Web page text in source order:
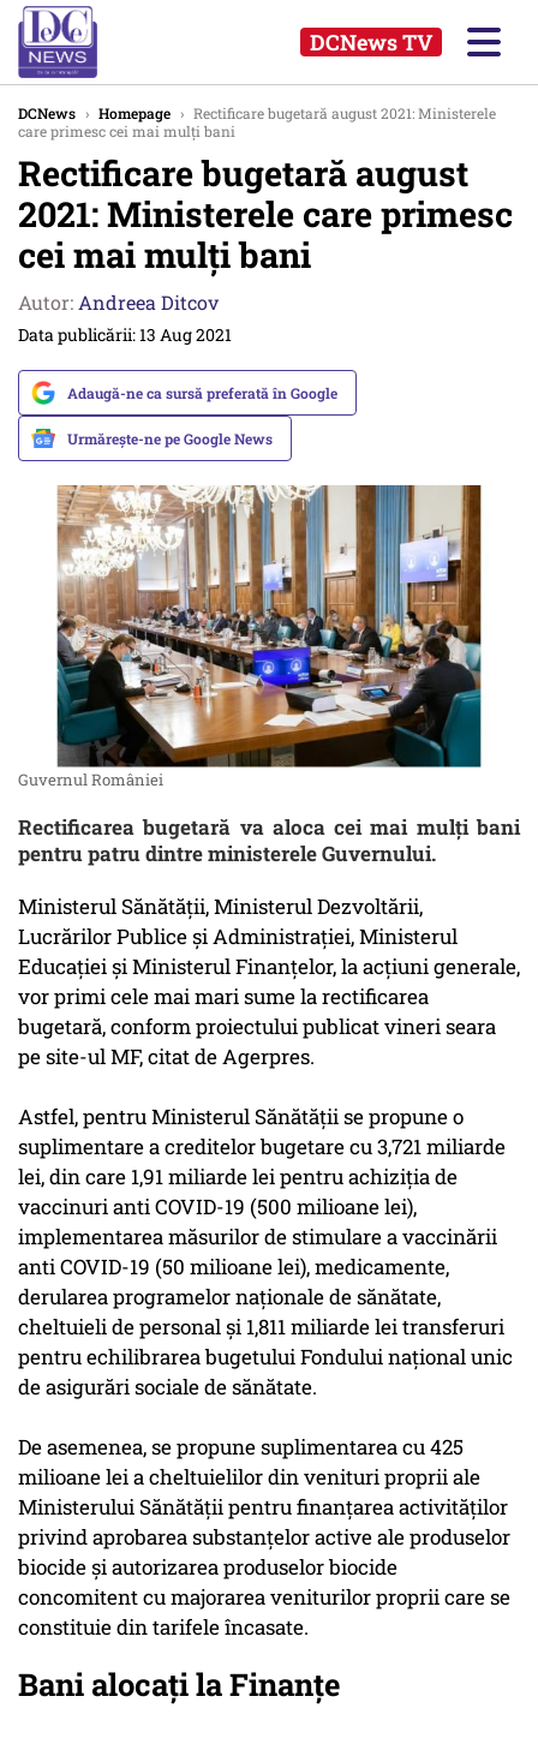
DCNews TV
DCNews › Homepage › Rectificare bugetară august 2021: Ministerele
care primesc cei mai mulți bani
Rectificare bugetară august
2021: Ministerele care primesc
cei mai mulți bani
Autor: Andreea Ditcov
Data publicării: 13 Aug 2021
Adaugă-ne ca sursă preferată în Google
Urmărește-ne pe Google News
Guvernul României
Rectificarea bugetară va aloca cei mai mulți bani
pentru patru dintre ministerele Guvernului.
Ministerul Sănătăţii, Ministerul Dezvoltării,
Lucrărilor Publice şi Administraţiei, Ministerul
Educaţiei şi Ministerul Finanţelor, la acţiuni generale,
vor primi cele mai mari sume la rectificarea
bugetară, conform proiectului publicat vineri seara
pe site-ul MF, citat de Agerpres.
Astfel, pentru Ministerul Sănătăţii se propune o
suplimentare a creditelor bugetare cu 3,721 miliarde
lei, din care 1,91 miliarde lei pentru achiziţia de
vaccinuri anti COVID-19 (500 milioane lei),
implementarea măsurilor de stimulare a vaccinării
anti COVID-19 (50 milioane lei), medicamente,
derularea programelor naţionale de sănătate,
cheltuieli de personal şi 1,811 miliarde lei transferuri
pentru echilibrarea bugetului Fondului naţional unic
de asigurări sociale de sănătate.
De asemenea, se propune suplimentarea cu 425
milioane lei a cheltuielilor din venituri proprii ale
Ministerului Sănătăţii pentru finanţarea activităţilor
privind aprobarea substanţelor active ale produselor
biocide şi autorizarea produselor biocide
concomitent cu majorarea veniturilor proprii care se
constituie din tarifele încasate.
Bani alocați la Finanțe